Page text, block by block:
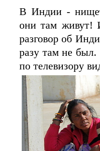
В Индии -
они там живут!
разговор об
разу там не был.
по телевизору